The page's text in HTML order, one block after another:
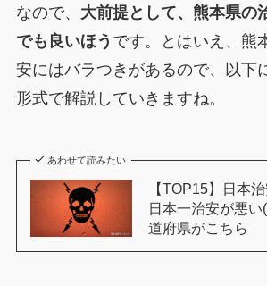
なので、 大前提として、熊本県の
でも良いほう です。とはいえ、熊
安にはバラつきがあるので、以下
形式で解説していきますね。
あわせて読みたい
【TOP15】日本
日本一治安が悪
道府県がこちら